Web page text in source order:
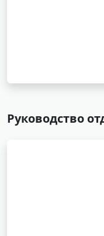
Руководство